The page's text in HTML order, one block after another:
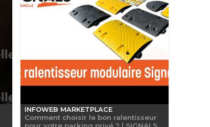
INFOWEB MARKETPLACE
Comment choisir le bon ralentisseur